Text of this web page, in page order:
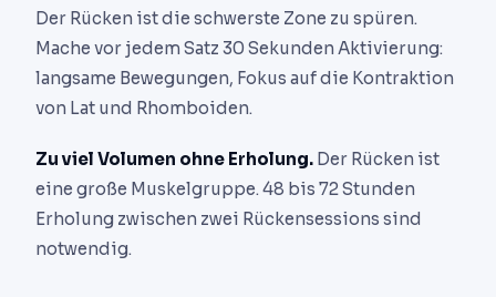
Der Rücken ist die schwerste Zone zu spüren.
Mache vor jedem Satz 30 Sekunden Aktivierung:
langsame Bewegungen, Fokus auf die Kontraktion
von Lat und Rhomboiden.
Zu viel Volumen ohne Erholung. Der Rücken ist
eine große Muskelgruppe. 48 bis 72 Stunden
Erholung zwischen zwei Rückensessions sind
notwendig.